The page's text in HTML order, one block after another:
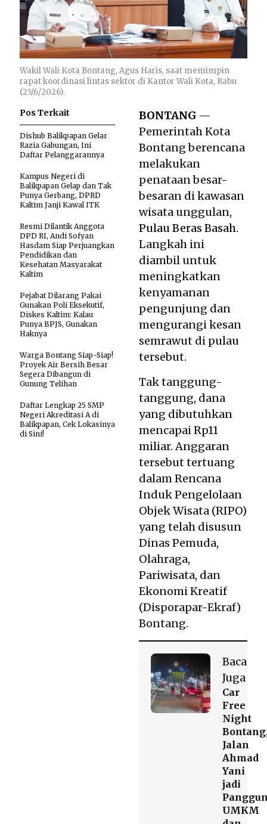
Wakil Wali Kota Bontang, Agus Haris, saat memimpin
rapat koordinasi lintas sektor di Kantor Wali Kota, Rabu
(25/6/2026).
BONTANG —
Pemerintah Kota
Bontang berencana
melakukan
penataan besar-
besaran di kawasan
wisata unggulan,
Pulau Beras Basah.
Langkah ini
diambil untuk
meningkatkan
kenyamanan
pengunjung dan
mengurangi kesan
semrawut di pulau
tersebut.
Tak tanggung-
tanggung, dana
yang dibutuhkan
mencapai Rp11
miliar. Anggaran
tersebut tertuang
dalam Rencana
Induk Pengelolaan
Objek Wisata (RIPO)
yang telah disusun
Dinas Pemuda,
Olahraga,
Pariwisata, dan
Ekonomi Kreatif
(Disporapar-Ekraf)
Bontang.
Baca
Juga
Car
Free
Night
Jalan
Ahmad
Yani
jadi
UMKM
Pos Terkait
Dishub Balikpapan Gelar
Razia Gabungan, Ini
Daftar Pelanggarannya
Kampus Negeri di
Balikpapan Gelap dan Tak
Punya Gerbang, DPRD
Kaltim Janji Kawal ITK
Resmi Dilantik Anggota
DPD RI, Andi Sofyan
Hasdam Siap Perjuangkan
Pendidikan dan
Kesehatan Masyarakat
Kaltim
Pejabat Dilarang Pakai
Gunakan Poli Eksekutif,
Diskes Kaltim: Kalau
Punya BPJS, Gunakan
Haknya
Warga Bontang Siap-Siap!
Proyek Air Bersih Besar
Segera Dibangun di
Gunung Telihan
Daftar Lengkap 25 SMP
Negeri Akreditasi A di
Balikpapan, Cek Lokasinya
di Sini!